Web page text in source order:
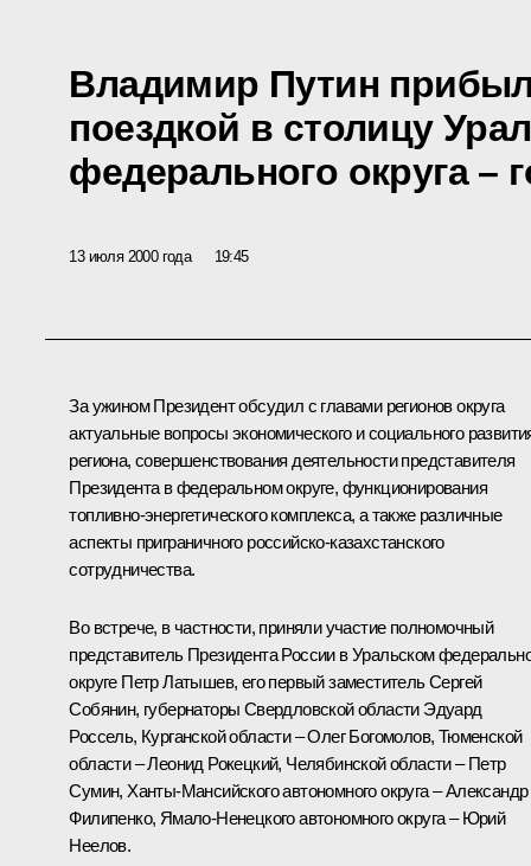
Владимир Путин
поездкой в столицу
федерального округа –
13 июля 2000 года 19:45
За ужином Президент обсудил с главами регионов округа
актуальные вопросы экономического и социального
региона, совершенствования деятельности представителя
Президента в федеральном округе, функционирования
топливно-энергетического комплекса, а также различные
аспекты приграничного российско-казахстанского
сотрудничества.
Во встрече, в частности, приняли участие полномочный
представитель Президента России в Уральском
округе Петр Латышев, его первый заместитель Сергей
Собянин, губернаторы Свердловской области Эдуард
Россель, Курганской области – Олег Богомолов, Тюменской
области – Леонид Рокецкий, Челябинской области – Петр
Сумин, Ханты-Мансийского автономного округа – Александр
Филипенко, Ямало-Ненецкого автономного округа – Юрий
Неелов.